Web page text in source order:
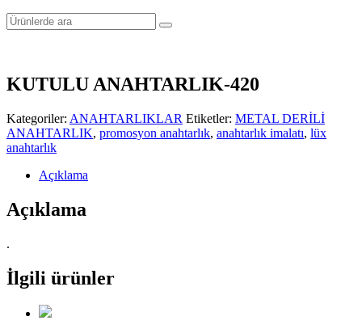
KUTULU ANAHTARLIK-420
Kategoriler: ANAHTARLIKLAR Etiketler: METAL DERİLİ
ANAHTARLIK, promosyon anahtarlık, anahtarlık imalatı, lüx
anahtarlık
Açıklama
Açıklama
.
İlgili ürünler